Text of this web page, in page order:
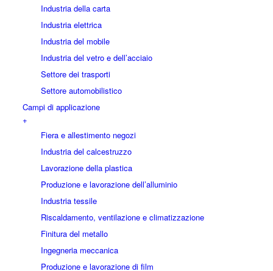
Industria della carta
Industria elettrica
Industria del mobile
Industria del vetro e dell’acciaio
Settore dei trasporti
Settore automobilistico
Campi di applicazione
+
Fiera e allestimento negozi
Industria del calcestruzzo
Lavorazione della plastica
Produzione e lavorazione dell’alluminio
Industria tessile
Riscaldamento, ventilazione e climatizzazione
Finitura del metallo
Ingegneria meccanica
Produzione e lavorazione di film